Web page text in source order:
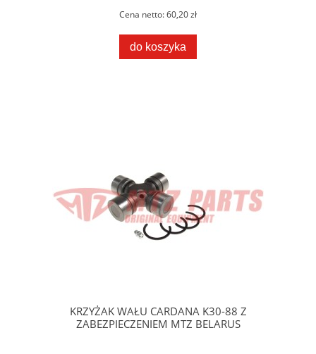
Cena netto:60,20 zł
do koszyka
KRZYŻAK WAŁU CARDANA K30-88 Z
ZABEZPIECZENIEM MTZ BELARUS